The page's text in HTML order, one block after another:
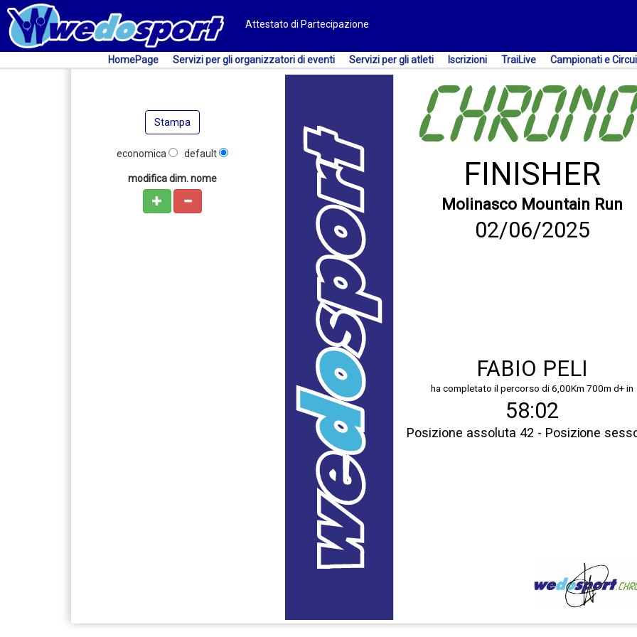
Attestato di Partecipazione
HomePage Servizi per gli organizzatori di eventi Servizi per gli atleti Iscrizioni TraiLive Campionati e
Stampa
economica default
modifica dim. nome FINISHER
Molinasco Mountain Run
FABIO PELI
ha completato il percorso di 6,00Km 700m d+ in
Posizione assoluta 42 - Posizione
58:02
02/06/2025